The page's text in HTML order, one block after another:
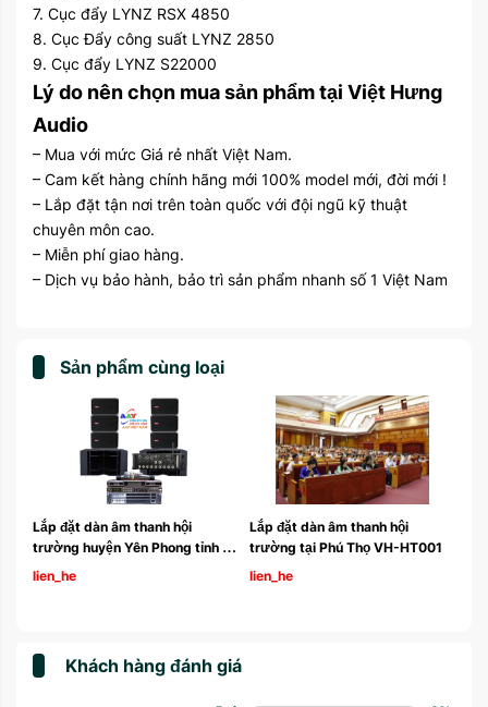
7. Cục đẩy LYNZ RSX 4850
8. Cục Đẩy công suất LYNZ 2850
9. Cục đẩy LYNZ S22000
Lý do nên chọn mua sản phẩm tại Việt Hưng
Audio
– Mua với mức Giá rẻ nhất Việt Nam.
– Cam kết hàng chính hãng mới 100% model mới, đời mới !
– Lắp đặt tận nơi trên toàn quốc với đội ngũ kỹ thuật
chuyên môn cao.
– Miễn phí giao hàng.
– Dịch vụ bảo hành, bảo trì sản phẩm nhanh số 1 Việt Nam
Sản phẩm cùng loại
Lắp đặt dàn âm thanh hội
trường huyện Yên Phong tỉnh
Bắc Ninh
lien_he
Lắp đặt dàn âm thanh hội
lien_he
Khách hàng đánh giá